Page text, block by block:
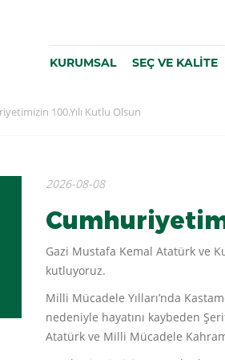
KURUMSAL SEÇ VE KALİTE
100.Yılı Kutlu Olsun
2026-08-08
Gazi Mustafa Kemal Atatürk ve
kutluyoruz.
Milli Mücadele Yılları’nda
nedeniyle hayatını kaybeden
Atatürk ve Milli Mücadele